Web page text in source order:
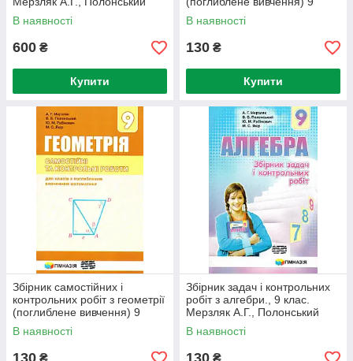
В.Б., Якір М.С.
В наявності
600 ₴
Купити
клас. Мерзляк А.Г.,
Полонський В.Б
В наявності
130 ₴
Купити
Збірник самостійних і
контрольних робіт з геометрії
(поглиблене вивчення) 9
клас. Мерзляк А.Г.,
Полонський В.Б
В наявності
Збірник задач і контрольних
робіт з алгебри., 9 клас.
Мерзляк А.Г., Полонський
В.Б., Якір М.С.
В наявності